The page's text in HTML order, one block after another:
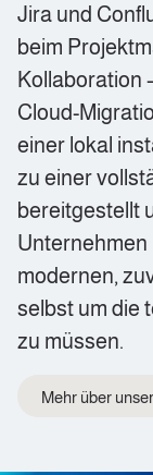
Jira und
beim
Kollaboration
Cloud-
einer lokal
zu einer
bereitgestellt
Unternehmen
modernen,
selbst um die
zu müssen.
Mehr über